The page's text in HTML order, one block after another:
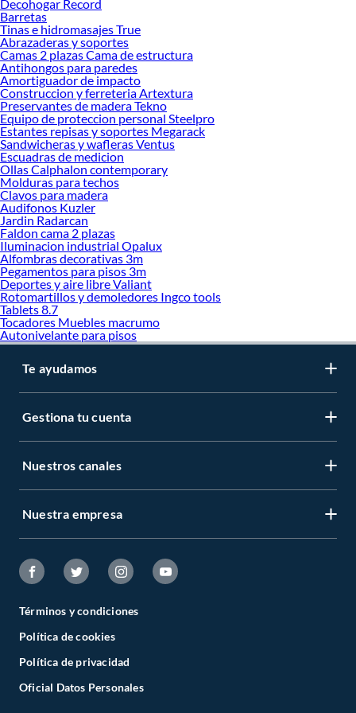
Sabemos que la calidad, confianza y seguridad son factores importantes al
momento de decidir qué modelo comprar, por ello contamos con una amplia
oferta de marcas prestigiosas y reconocidas en Temporizadores y Timers. De
esta manera, inviertes en durabilidad, rendimiento, excelencia y satisfacción
garantizada.
Decohogar Record
Barretas
Tinas e hidromasajes True
Abrazaderas y soportes
Camas 2 plazas Cama de estructura
Antihongos para paredes
Amortiguador de impacto
Construccion y ferreteria Artextura
Preservantes de madera Tekno
Equipo de proteccion personal Steelpro
Estantes repisas y soportes Megarack
Sandwicheras y wafleras Ventus
Escuadras de medicion
Ollas Calphalon contemporary
Molduras para techos
Clavos para madera
Audifonos Kuzler
Jardin Radarcan
Faldon cama 2 plazas
Iluminacion industrial Opalux
Alfombras decorativas 3m
Pegamentos para pisos 3m
Deportes y aire libre Valiant
Rotomartillos y demoledores Ingco tools
Tablets 8.7
Tocadores Muebles macrumo
Autonivelante para pisos
Te ayudamos
Gestiona tu cuenta
Nuestros canales
Nuestra empresa
Términos y condiciones
Política de cookies
Política de privacidad
Oficial Datos Personales